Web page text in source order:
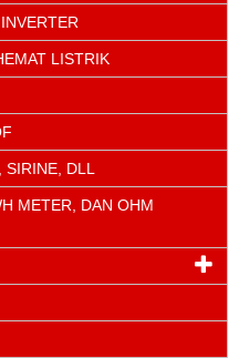
LISTRIK
DLL
METER, DAN OHM